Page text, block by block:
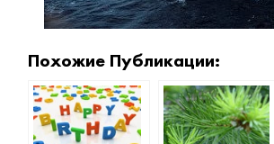
Похожие Публикации: